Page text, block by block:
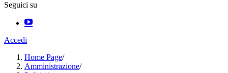
Seguici su
Accedi
Home Page/
Amministrazione/